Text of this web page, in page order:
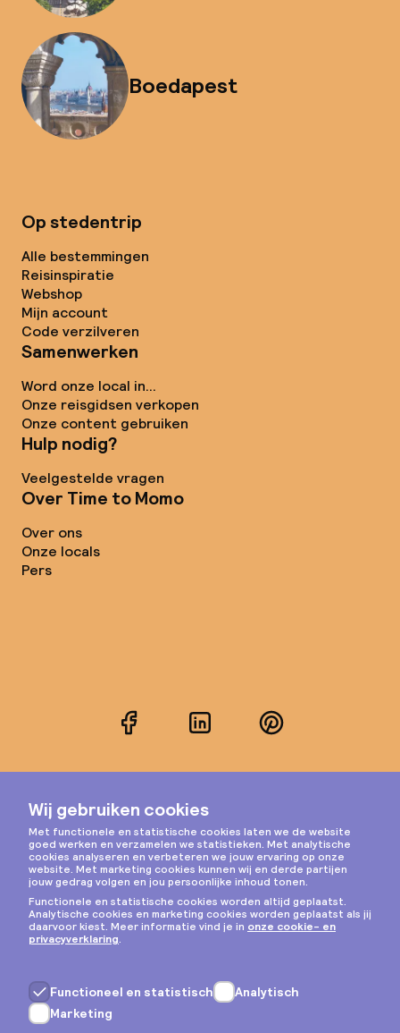
Boedapest
Op stedentrip
Alle bestemmingen
Reisinspiratie
Webshop
Mijn account
Code verzilveren
Samenwerken
Word onze local in...
Onze reisgidsen verkopen
Onze content gebruiken
Hulp nodig?
Veelgestelde vragen
Over Time to Momo
Over ons
Onze locals
Pers
FacebookLinkedInPinterest
Instagram
Privacy & cookies
Algemene voorwaarden